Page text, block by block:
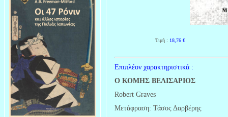
Τιμή : 18,76 €
Επιπλέον χαρακτηριστικά :
Ο ΚΟΜΗΣ ΒΕΛΙΣΑΡΙΟΣ
Robert Graves
Μετάφραση: Τάσος Δαρβέρης